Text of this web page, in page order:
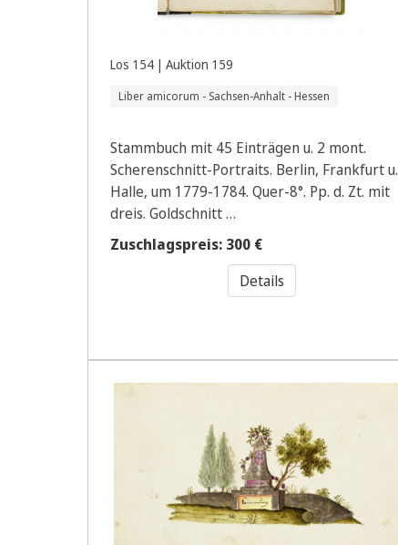
Los 154 | Auktion 159
Liber amicorum - Sachsen-Anhalt - Hessen
Stammbuch mit 45 Einträgen u. 2 mont.
Scherenschnitt-Portraits. Berlin, Frankfurt u.
Halle, um 1779-1784. Quer-8°. Pp. d. Zt. mit
dreis. Goldschnitt …
Zuschlagspreis: 300 €
Details